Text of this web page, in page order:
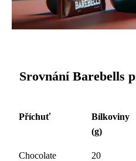
Srovnání Barebells
Příchuť
Bílkoviny
(g)
Chocolate
20